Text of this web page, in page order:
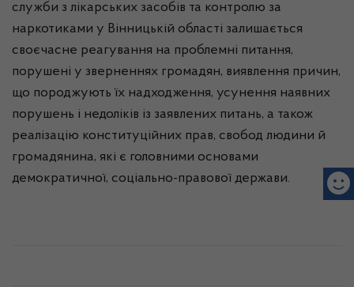
служби з лікарських засобів та контролю за
наркотиками у Вінницькій області залишається
своєчасне реагування на проблемні питання,
порушені у зверненнях громадян, виявлення причин,
що породжують їх надходження, усунення наявних
порушень і недоліків із заявлених питань, а також
реалізацію конституційних прав, свобод людини й
громадянина, які є головними основами
демократичної, соціально-правової держави.